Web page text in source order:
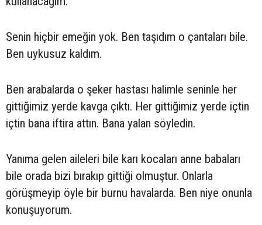
Senin hiçbir emeğin yok. Ben taşıdım o çantaları bile.
Ben uykusuz kaldım.
Ben arabalarda o şeker hastası halimle seninle her
gittiğimiz yerde kavga çıktı. Her gittiğimiz yerde içtin
içtin bana iftira attın. Bana yalan söyledin.
Yanıma gelen aileleri bile karı kocaları anne babaları
bile orada bizi bırakıp gittiği olmuştur. Onlarla
görüşmeyip öyle bir burnu havalarda. Ben niye onunla
konuşuyorum.